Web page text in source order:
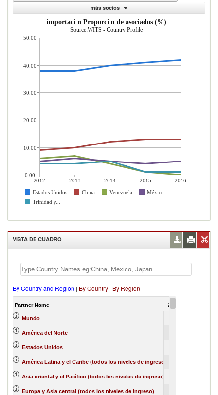
más socios
importaci n Proporci n de asociados (%)
Source:WITS - Country Profile
2012 2013 2014 2015
2016
Estados Unidos
China Venezuela
México
Trinidad y...
50.00
40.00
30.00
20.00
10.00
0.00
VISTA DE CUADRO
By Country and Region | By Country | By Region
Partner Name 2012
Mundo
América del Norte
Estados Unidos
América Latina y el Caribe (todos los niveles de ingreso)
Asia oriental y el Pacífico (todos los niveles de ingreso)
Europa y Asia central (todos los niveles de ingreso)